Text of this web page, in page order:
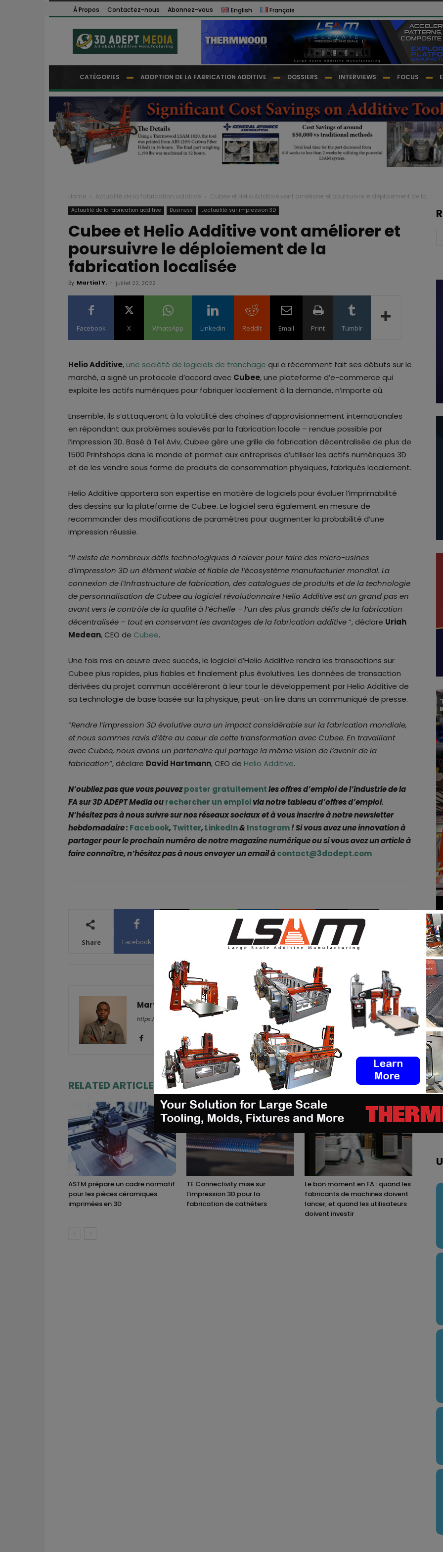
À Propos Contactez-nous Abonnez-vous English Français
CATÉGORIES ADOPTION DE LA FABRICATION ADDITIVE DOSSIERS INTERVIEWS FOCUS
Home Actualité de la fabrication additive Cubee et Helio Additive vont améliorer et poursuivre le déploiement de la...
Actualité de la fabrication additive Business L'actualité sur impression 3D
Cubee et Helio Additive vont améliorer et
poursuivre le déploiement de la
fabrication localisée
By Martial Y. - juillet 22, 2022
Facebook X WhatsApp Linkedin ReddIt Email Print Tumblr
Helio Additive,une société de logiciels de tranchage qui a récemment fait ses débuts sur le
marché, a signé un protocole d’accord avec Cubee, une plateforme d’e-commerce qui
exploite les actifs numériques pour fabriquer localement à la demande, n’importe où.
Ensemble, ils s’attaqueront à la volatilité des chaînes d’approvisionnement internationales
en répondant aux problèmes soulevés par la fabrication locale – rendue possible par
l’impression 3D. Basé à Tel Aviv, Cubee gère une grille de fabrication décentralisée de plus de
1500 Printshops dans le monde et permet aux entreprises d’utiliser les actifs numériques 3D
et de les vendre sous forme de produits de consommation physiques, fabriqués localement.
Helio Additive apportera son expertise en matière de logiciels pour évaluer l’imprimabilité
des dessins sur la plateforme de Cubee. Le logiciel sera également en mesure de
recommander des modifications de paramètres pour augmenter la probabilité d’une
impression réussie.
“Il existe de nombreux défis technologiques à relever pour faire des micro-usines
d’impression 3D un élément viable et fiable de l’écosystème manufacturier mondial. La
connexion de l’infrastructure de fabrication, des catalogues de produits et de la technologie
de personnalisation de Cubee au logiciel révolutionnaire Helio Additive est un grand pas en
avant vers le contrôle de la qualité à l’échelle – l’un des plus grands défis de la fabrication
décentralisée – tout en conservant les avantages de la fabrication additive“, déclare Uriah
Medean, CEO de Cubee.
Une fois mis en œuvre avec succès, le logiciel d’Helio Additive rendra les transactions sur
Cubee plus rapides, plus fiables et finalement plus évolutives. Les données de transaction
dérivées du projet commun accéléreront à leur tour le développement par Helio Additive de
sa technologie de base basée sur la physique, peut-on lire dans un communiqué de presse.
“Rendre l’impression 3D évolutive aura un impact considérable sur la fabrication mondiale,
et nous sommes ravis d’être au cœur de cette transformation avec Cubee. En travaillant
avec Cubee, nous avons un partenaire qui partage la même vision de l’avenir de la
fabrication“, déclare David Hartmann, CEO de Helio Additive.
N’oubliez pas que vous pouvezposter gratuitementles offres d’emploi de l’industrie de la
FA sur 3D ADEPT Media ourechercher un emploivia notre tableau d’offres d’emploi.
N’hésitez pas à nous suivre sur nos réseaux sociaux et à vous inscrire à notre newsletter
hebdomadaire : Facebook,Twitter,LinkedIn& Instagram! Si vous avez une innovation à
partager pour le prochain numéro de notre magazine numérique ou si vous avez un article à
faire connaître, n’hésitez pas à nous envoyer un email àcontact@3dadept.com
Share Facebook WhatsApp Linkedin ReddIt Email Print
Martial Y.
https://additive-talks.com/
RELATED ARTICLES MORE FROM AUTHOR
ASTM prépare un cadre normatif
pour les pièces céramiques
imprimées en 3D
TE Connectivity mise sur
l’impression 3D pour la
fabrication de cathéters
Le bon moment en FA : quand les
fabricants de machines doivent
lancer, et quand les utilisateurs
doivent investir